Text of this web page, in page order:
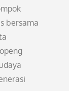
bersama